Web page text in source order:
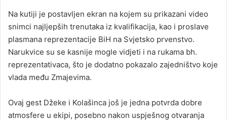
Na kutiji je postavljen ekran na kojem su prikazani video
snimci najljepših trenutaka iz kvalifikacija, kao i proslave
plasmana reprezentacije BiH na Svjetsko prvenstvo.
Narukvice su se kasnije mogle vidjeti i na rukama bh.
reprezentativaca, što je dodatno pokazalo zajedništvo koje
vlada među Zmajevima.
Ovaj gest Džeke i Kolašinca još je jedna potvrda dobre
atmosfere u ekipi, posebno nakon uspješnog otvaranja